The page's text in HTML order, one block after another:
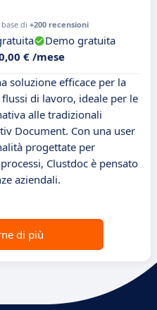
di +200 recensioni
Demo gratuita
€ /mese
soluzione efficace per la
di lavoro, ideale per le
alle tradizionali
Document. Con una user
progettate per
Clustdoc è pensato
aziendali.
di più